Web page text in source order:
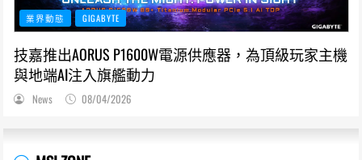
業界動態 GIGABYTE
技嘉推出AORUS P1600W電源供應器，為頂級玩家主機
與地端AI注入旗艦動力
News 08/04/2026